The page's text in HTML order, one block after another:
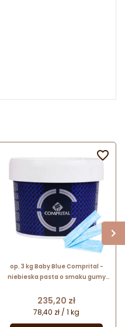
op. 3 kg Baby Blue Comprital -
niebieska pasta o smaku gumy
cukiernictwa - nr. kat. PC014P
Cena
235,20 zł
78,40 zł / 1 kg
